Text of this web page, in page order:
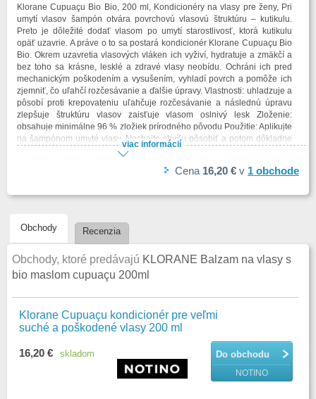
Klorane Cupuaçu Bio Bio, 200 ml, Kondicionéry na vlasy pre ženy, Pri
umytí vlasov šampón otvára povrchovú vlasovú štruktúru – kutikulu.
Preto je dôležité dodať vlasom po umytí starostlivosť, ktorá kutikulu
opäť uzavrie. A práve o to sa postará kondicionér Klorane Cupuaçu Bio
Bio. Okrem uzavretia vlasových vláken ich vyživí, hydratuje a zmäkčí a
bez toho sa krásne, lesklé a zdravé vlasy neobídu. Ochráni ich pred
mechanickým poškodením a vysušením, vyhladí povrch a pomôže ich
zjemniť, čo uľahčí rozčesávanie a ďalšie úpravy. Vlastnosti: uhladzuje a
pôsobí proti krepovateniu uľahčuje rozčesávanie a následnú úpravu
zlepšuje štruktúru vlasov zaisťuje vlasom oslnivý lesk Zloženie:
obsahuje minimálne 96 % zložiek prírodného pôvodu Použitie: Aplikujte
na šampónom umyté vlasy. Nechajte chvíľu pôsobiť a potom dôkladne
viac informácií
Cena 16,20 € v 1 obchode
Obchody Recenzia
Obchody, ktoré predávajú KLORANE Balzam na vlasy s
bio maslom cupuaçu 200ml
Klorane Cupuaçu kondicionér pre veľmi
suché a poškodené vlasy 200 ml
Do obchodu
NOTINO
16,20 € skladom